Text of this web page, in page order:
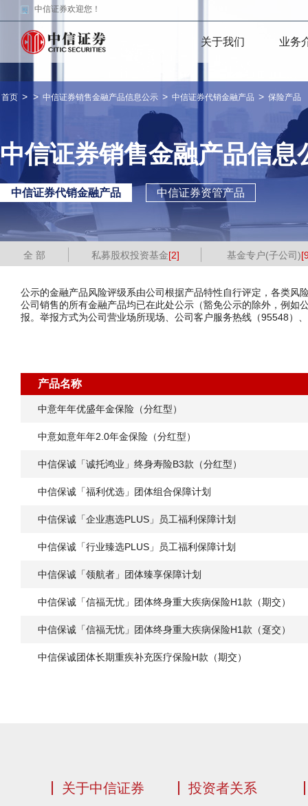
中信证券欢迎您！
关于我们 业务
首页 > > 中信证券销售金融产品信息公示 > 中信证券代销金融产品 > 保险产品
中信证券销售金融产品信息
中信证券代销金融产品 中信证券资管产品
全 部 私募股权投资基金[2] 基金专户(子公司)
公示的金融产品风险评级系由公司根据产品特性自行评定，各类风
公司销售的所有金融产品均已在此处公示（豁免公示的除外，例
报。举报方式为公司营业场所现场、公司客户服务热线（95548）
产品名称
中意年年优盛年金保险（分红型）
中意如意年年2.0年金保险（分红型）
中信保诚「诚托鸿业」终身寿险B3款（分红型）
中信保诚「福利优选」团体组合保障计划
中信保诚「企业惠选PLUS」员工福利保障计划
中信保诚「行业臻选PLUS」员工福利保障计划
中信保诚「领航者」团体臻享保障计划
中信保诚「信福无忧」团体终身重大疾病保险H1款（期交）
中信保诚「信福无忧」团体终身重大疾病保险H1款（趸交）
中信保诚团体长期重疾补充医疗保险H款（期交）
关于中信证券 投资者关系